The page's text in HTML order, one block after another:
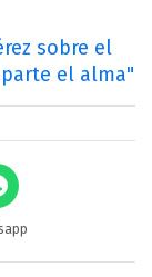
sobre el
el alma"